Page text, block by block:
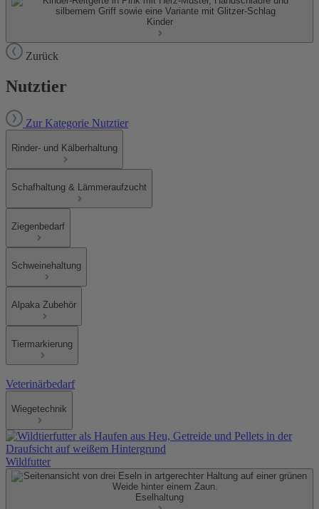
Kinder
Zurück
Nutztier
Zur Kategorie Nutztier
Rinder- und Kälberhaltung
Schafhaltung & Lämmeraufzucht
Ziegenbedarf
Schweinehaltung
Alpaka Zubehör
Tiermarkierung
Veterinärbedarf
Wiegetechnik
Wildfutter
Eselhaltung